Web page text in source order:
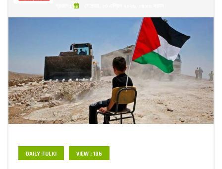
DAILY-FULKI VIEW : 186